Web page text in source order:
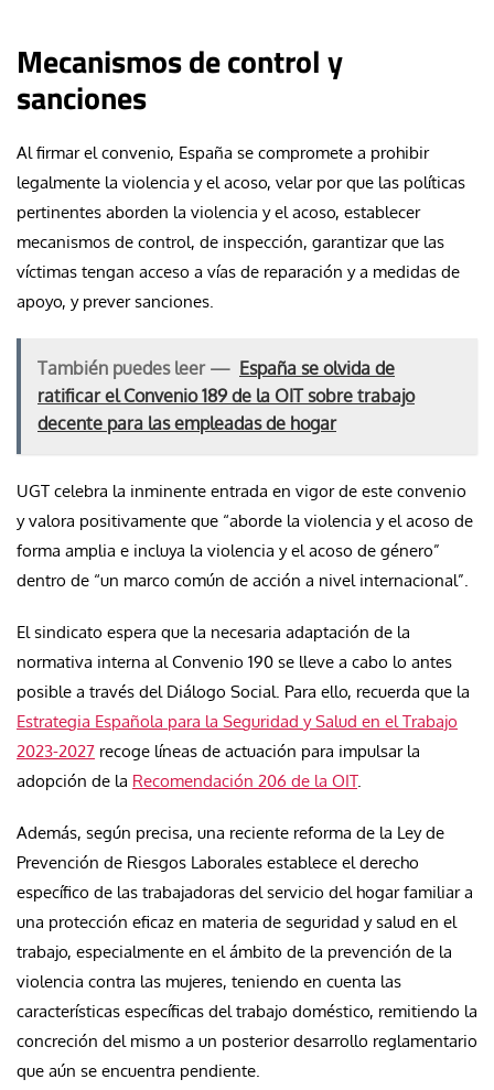
Mecanismos de control y
sanciones
Al firmar el convenio, España se compromete a prohibir
legalmente la violencia y el acoso, velar por que las políticas
pertinentes aborden la violencia y el acoso, establecer
mecanismos de control, de inspección, garantizar que las
víctimas tengan acceso a vías de reparación y a medidas de
apoyo, y prever sanciones.
También puedes leer — España se olvida de
ratificar el Convenio 189 de la OIT sobre trabajo
decente para las empleadas de hogar
UGT celebra la inminente entrada en vigor de este convenio
y valora positivamente que “aborde la violencia y el acoso de
forma amplia e incluya la violencia y el acoso de género”
dentro de “un marco común de acción a nivel internacional”.
El sindicato espera que la necesaria adaptación de la
normativa interna al Convenio 190 se lleve a cabo lo antes
posible a través del Diálogo Social. Para ello, recuerda que la
Estrategia Española para la Seguridad y Salud en el Trabajo
2023-2027 recoge líneas de actuación para impulsar la
adopción de la Recomendación 206 de la OIT.
Además, según precisa, una reciente reforma de la Ley de
Prevención de Riesgos Laborales establece el derecho
específico de las trabajadoras del servicio del hogar familiar a
una protección eficaz en materia de seguridad y salud en el
trabajo, especialmente en el ámbito de la prevención de la
violencia contra las mujeres, teniendo en cuenta las
características específicas del trabajo doméstico, remitiendo la
concreción del mismo a un posterior desarrollo reglamentario
que aún se encuentra pendiente.